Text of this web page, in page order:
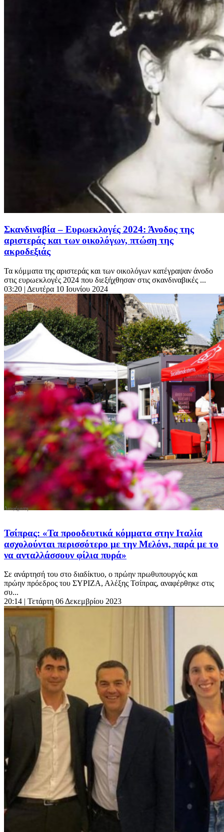
Σκανδιναβία – Ευρωεκλογές 2024: Άνοδος της
αριστεράς και των οικολόγων, πτώση της
ακροδεξιάς
Τα κόμματα της αριστεράς και των οικολόγων κατέγραψαν άνοδο
στις ευρωεκλογές 2024 που διεξήχθησαν στις σκανδιναβικές ...
03:20 | Δευτέρα 10 Ιουνίου 2024
Τσίπρας: «Τα προοδευτικά κόμματα στην Ιταλία
ασχολούνται περισσότερο με την Μελόνι, παρά με το
να ανταλλάσσουν φίλια πυρά»
Σε ανάρτησή του στο διαδίκτυο, o πρώην πρωθυπουργός και
πρώην πρόεδρος του ΣΥΡΙΖΑ, Αλέξης Τσίπρας, αναφέρθηκε στις
συ...
20:14 | Τετάρτη 06 Δεκεμβρίου 2023